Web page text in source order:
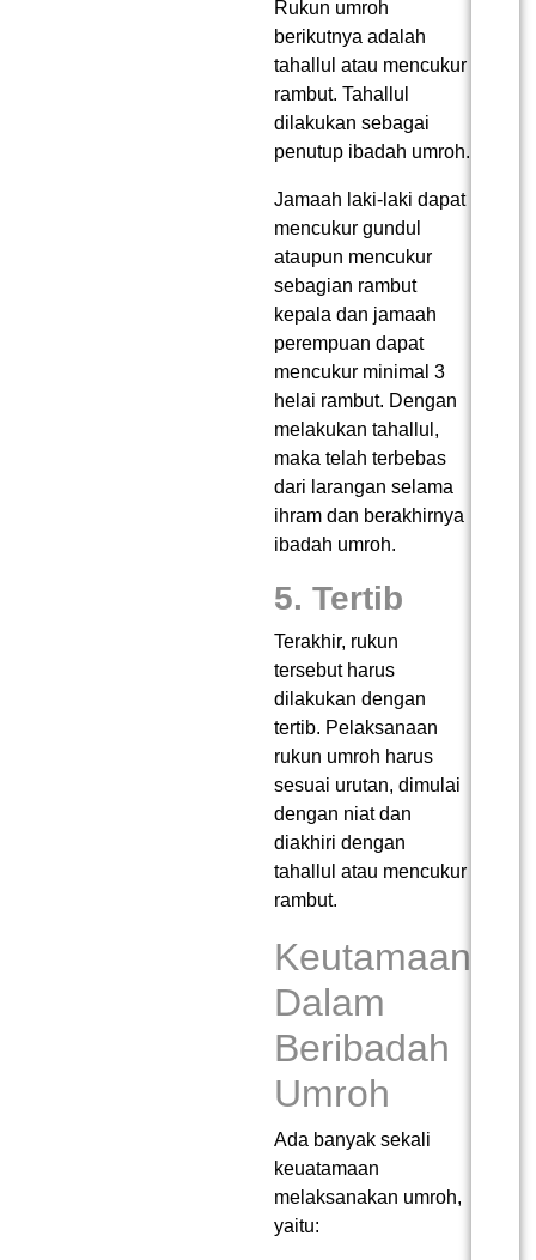
Rukun umroh
berikutnya adalah
tahallul atau mencukur
rambut. Tahallul
dilakukan sebagai
penutup ibadah umroh.
Jamaah laki-laki dapat
mencukur gundul
ataupun mencukur
sebagian rambut
kepala dan jamaah
perempuan dapat
mencukur minimal 3
helai rambut. Dengan
melakukan tahallul,
maka telah terbebas
dari larangan selama
ihram dan berakhirnya
ibadah umroh.
5. Tertib
Terakhir, rukun
tersebut harus
dilakukan dengan
tertib. Pelaksanaan
rukun umroh harus
sesuai urutan, dimulai
dengan niat dan
diakhiri dengan
tahallul atau mencukur
rambut.
Keutamaan
Dalam
Beribadah
Umroh
Ada banyak sekali
keuatamaan
melaksanakan umroh,
yaitu: